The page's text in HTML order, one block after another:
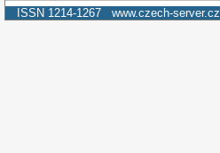
ISSN 1214-1267 www.czech-server.cz